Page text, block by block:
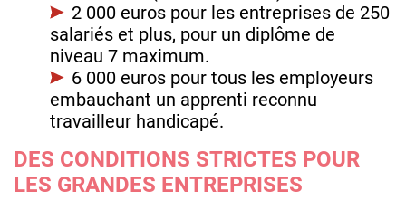
2 000 euros pour les entreprises de 250
salariés et plus, pour un diplôme de
niveau 7 maximum.
6 000 euros pour tous les employeurs
embauchant un apprenti reconnu
travailleur handicapé.
DES CONDITIONS STRICTES POUR
LES GRANDES ENTREPRISES